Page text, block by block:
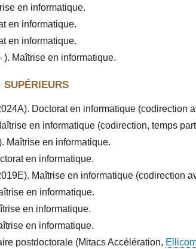
en informatique.
en informatique.
en informatique.
). Maîtrise en informatique.
Doctorat en informatique (codirection
en informatique (codirection, temps
Maîtrise en informatique.
en informatique.
Maîtrise en informatique (codirection
en informatique.
en informatique.
en informatique.
postdoctorale (Mitacs Accélération,